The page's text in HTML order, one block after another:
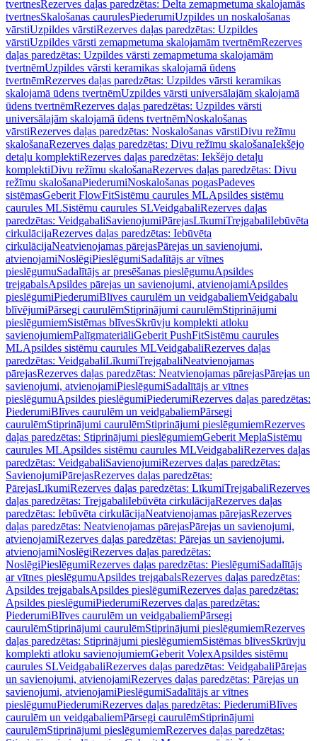
tvertnesRezerves daļas paredzētas: Delta zemapmetuma skalojamās
tvertnesSkalošanas caurulesPiederumiUzpildes un noskalošanas
vārstiUzpildes vārstiRezerves daļas paredzētas: Uzpildes
vārstiUzpildes vārsti zemapmetuma skalojamām tvertnēmRezerves
daļas paredzētas: Uzpildes vārsti zemapmetuma skalojamām
tvertnēmUzpildes vārsti keramikas skalojamā ūdens
tvertnēmRezerves daļas paredzētas: Uzpildes vārsti keramikas
skalojamā ūdens tvertnēmUzpildes vārsti universālajām skalojamā
ūdens tvertnēmRezerves daļas paredzētas: Uzpildes vārsti
universālajām skalojamā ūdens tvertnēmNoskalošanas
vārstiRezerves daļas paredzētas: Noskalošanas vārstiDivu režīmu
skalošanaRezerves daļas paredzētas: Divu režīmu skalošanaIekšējo
detaļu komplektiRezerves daļas paredzētas: Iekšējo detaļu
komplektiDivu režīmu skalošanaRezerves daļas paredzētas: Divu
režīmu skalošanaPiederumiNoskalošanas pogasPadeves
sistēmasGeberit FlowFitSistēmu caurules MLApsildes sistēmu
caurules MLSistēmu caurules SLVeidgabaliRezerves daļas
paredzētas: VeidgabaliSavienojumiPārejasLīkumiTrejgabaliIebūvēta
cirkulācijaRezerves daļas paredzētas: Iebūvēta
cirkulācijaNeatvienojamas pārejasPārejas un savienojumi,
atvienojamiNoslēgiPieslēgumiSadalītājs ar vītnes
pieslēgumuSadalītājs ar presēšanas pieslēgumuApsildes
trejgabalsApsildes pārejas un savienojumi, atvienojamiApsildes
pieslēgumiPiederumiBlīves caurulēm un veidgabaliemVeidgabalu
blīvējumiPārsegi caurulēmStiprinājumi caurulēmStiprinājumi
pieslēgumiemSistēmas blīvesSkrūvju komplekti atloku
savienojumiemPalīgmateriāliGeberit PushFitSistēmu caurules
MLApsildes sistēmu caurules MLVeidgabaliRezerves daļas
paredzētas: VeidgabaliLīkumiTrejgabaliNeatvienojamas
pārejasRezerves daļas paredzētas: Neatvienojamas pārejasPārejas un
savienojumi, atvienojamiPieslēgumiSadalītājs ar vītnes
pieslēgumuApsildes pieslēgumiPiederumiRezerves daļas paredzētas:
PiederumiBlīves caurulēm un veidgabaliemPārsegi
caurulēmStiprinājumi caurulēmStiprinājumi pieslēgumiemRezerves
daļas paredzētas: Stiprinājumi pieslēgumiemGeberit MeplaSistēmu
caurules MLApsildes sistēmu caurules MLVeidgabaliRezerves daļas
paredzētas: VeidgabaliSavienojumiRezerves daļas paredzētas:
SavienojumiPārejasRezerves daļas paredzētas:
PārejasLīkumiRezerves daļas paredzētas: LīkumiTrejgabaliRezerves
daļas paredzētas: TrejgabaliIebūvēta cirkulācijaRezerves daļas
paredzētas: Iebūvēta cirkulācijaNeatvienojamas pārejasRezerves
daļas paredzētas: Neatvienojamas pārejasPārejas un savienojumi,
atvienojamiRezerves daļas paredzētas: Pārejas un savienojumi,
atvienojamiNoslēgiRezerves daļas paredzētas:
NoslēgiPieslēgumiRezerves daļas paredzētas: PieslēgumiSadalītājs
ar vītnes pieslēgumuApsildes trejgabalsRezerves daļas paredzētas:
Apsildes trejgabalsApsildes pieslēgumiRezerves daļas paredzētas:
Apsildes pieslēgumiPiederumiRezerves daļas paredzētas:
PiederumiBlīves caurulēm un veidgabaliemPārsegi
caurulēmStiprinājumi caurulēmStiprinājumi pieslēgumiemRezerves
daļas paredzētas: Stiprinājumi pieslēgumiemSistēmas blīvesSkrūvju
komplekti atloku savienojumiemGeberit VolexApsildes sistēmu
caurules SLVeidgabaliRezerves daļas paredzētas: VeidgabaliPārejas
un savienojumi, atvienojamiRezerves daļas paredzētas: Pārejas un
savienojumi, atvienojamiPieslēgumiSadalītājs ar vītnes
pieslēgumuPiederumiRezerves daļas paredzētas: PiederumiBlīves
caurulēm un veidgabaliemPārsegi caurulēmStiprinājumi
caurulēmStiprinājumi pieslēgumiemRezerves daļas paredzētas: